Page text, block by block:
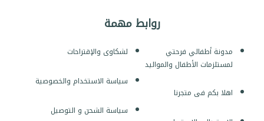
روابط مهمة
مدونة أطفالي فرحتي
لمستلزمات الأطفال والمواليد
اهلا بكم فى متجرنا
لشكاوى والإقتراحات
سياسة الاستخدام والخصوصية
سياسة الشحن و التوصيل